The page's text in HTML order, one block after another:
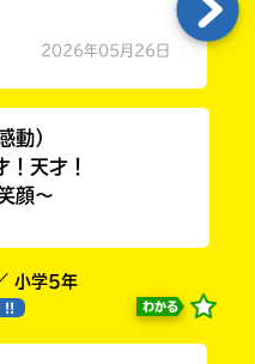
2026年05月26日
動）
天才！
顔〜
小学5年
!! わかる